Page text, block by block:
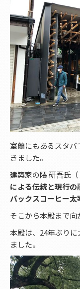
室蘭にもあるスタ
きました。
建築家の隈 研吾氏
による伝統と現行の
バックスコーヒー太
そこから本殿まで向
本殿は、24年ぶり
ました。